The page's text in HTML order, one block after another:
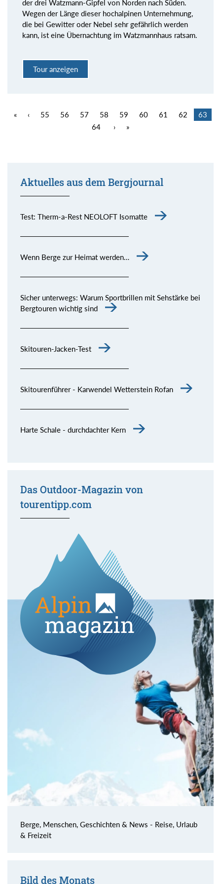
der drei Watzmann-Gipfel von Norden nach Süden.
Wegen der Länge dieser hochalpinen Unternehmung,
die bei Gewitter oder Nebel sehr gefährlich werden
kann, ist eine Übernachtung im Watzmannhaus ratsam.
Tour anzeigen
« ‹ 55 56 57 58 59 60 61 62
63
64
› »
Aktuelles aus dem Bergjournal
Test: Therm-a-Rest NEOLOFT Isomatte
Wenn Berge zur Heimat werden…
Sicher unterwegs: Warum Sportbrillen mit Sehstärke bei
Bergtouren wichtig sind
Skitouren-Jacken-Test
Skitourenführer - Karwendel Wetterstein Rofan
Harte Schale - durchdachter Kern
Das Outdoor-Magazin von
tourentipp.com
Berge, Menschen, Geschichten & News - Reise, Urlaub
& Freizeit
Bild des Monats